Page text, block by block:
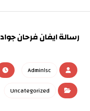
رسالة ايفان فرحان جواد
Admin١sc
Uncategorized